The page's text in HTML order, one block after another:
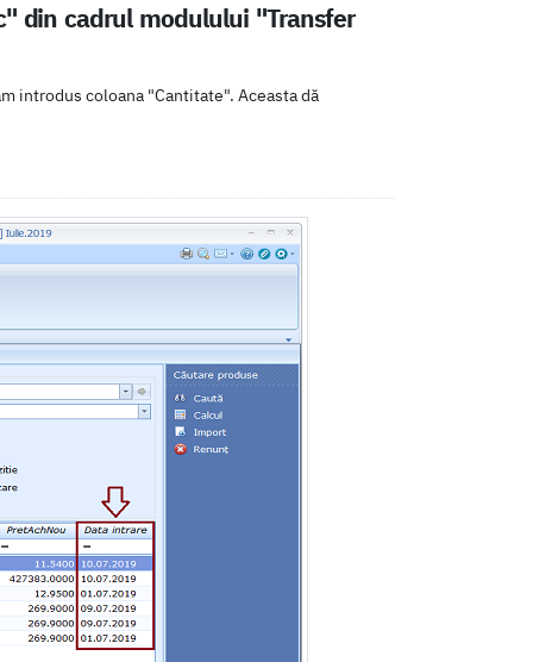
din cadrul modulului "Transfer
introdus coloana "Cantitate". Aceasta dă